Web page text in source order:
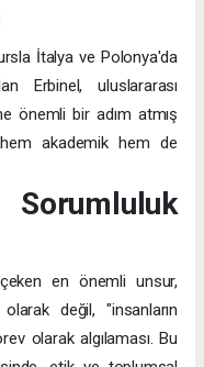
İtalya ve Polonya'da
Erbinel, uluslararası
önemli bir adım atmış
akademik hem de
en önemli unsur,
değil, "insanların
olarak algılaması. Bu